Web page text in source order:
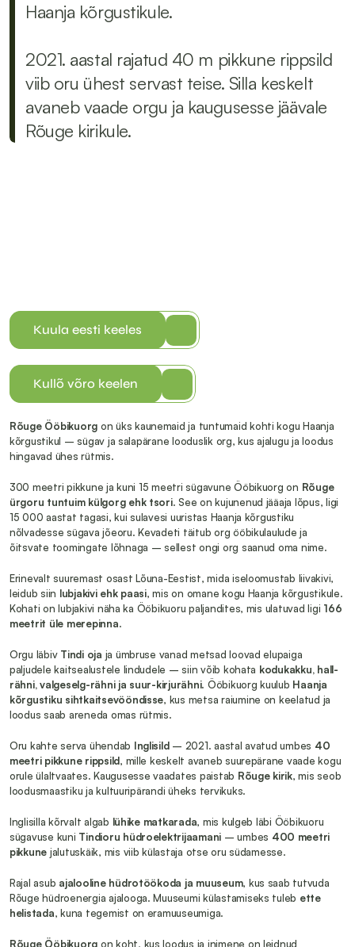
Haanja kõrgustikule.
2021. aastal rajatud 40 m pikkune rippsild
viib oru ühest servast teise. Silla keskelt
avaneb vaade orgu ja kaugusesse jäävale
Rõuge kirikule.
Kuula eesti keeles
Kullõ võro keelen
Rõuge Ööbikuorg on üks kaunemaid ja tuntumaid kohti kogu Haanja
kõrgustikul – sügav ja salapärane looduslik org, kus ajalugu ja loodus
hingavad ühes rütmis.
300 meetri pikkune ja kuni 15 meetri sügavune Ööbikuorg on Rõuge
ürgoru tuntuim külgorg ehk tsori. See on kujunenud jääaja lõpus, ligi
15 000 aastat tagasi, kui sulavesi uuristas Haanja kõrgustiku
nõlvadesse sügava jõeoru. Kevadeti täitub org ööbikulaulude ja
õitsvate toomingate lõhnaga – sellest ongi org saanud oma nime.
Erinevalt suuremast osast Lõuna-Eestist, mida iseloomustab liivakivi,
leidub siin lubjakivi ehk paasi, mis on omane kogu Haanja kõrgustikule.
Kohati on lubjakivi näha ka Ööbikuoru paljandites, mis ulatuvad ligi 166
meetrit üle merepinna.
Orgu läbiv Tindi oja ja ümbruse vanad metsad loovad elupaiga
paljudele kaitsealustele lindudele – siin võib kohata kodukakku, hall-
rähni, valgeselg-rähni ja suur-kirjurähni. Ööbikuorg kuulub Haanja
kõrgustiku sihtkaitsevööndisse, kus metsa raiumine on keelatud ja
loodus saab areneda omas rütmis.
Oru kahte serva ühendab Inglisild – 2021. aastal avatud umbes 40
meetri pikkune rippsild, mille keskelt avaneb suurepärane vaade kogu
orule ülaltvaates. Kaugusesse vaadates paistab Rõuge kirik, mis seob
loodusmaastiku ja kultuuripärandi üheks tervikuks.
Inglisilla kõrvalt algab lühike matkarada, mis kulgeb läbi Ööbikuoru
sügavuse kuni Tindioru hüdroelektrijaamani – umbes 400 meetri
pikkune jalutuskäik, mis viib külastaja otse oru südamesse.
Rajal asub ajalooline hüdrotöökoda ja muuseum, kus saab tutvuda
Rõuge hüdroenergia ajalooga. Muuseumi külastamiseks tuleb ette
helistada, kuna tegemist on eramuuseumiga.
Rõuge Ööbikuorg on koht, kus loodus ja inimene on leidnud